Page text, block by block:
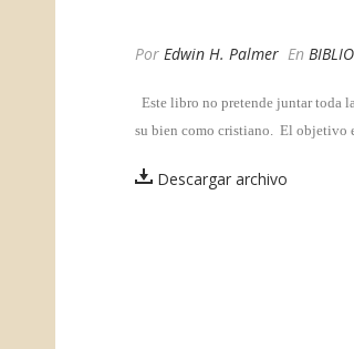
Por Edwin H. Palmer En
Este libro no pretende juntar toda
su bien como cristiano. El objetivo
Descargar archivo